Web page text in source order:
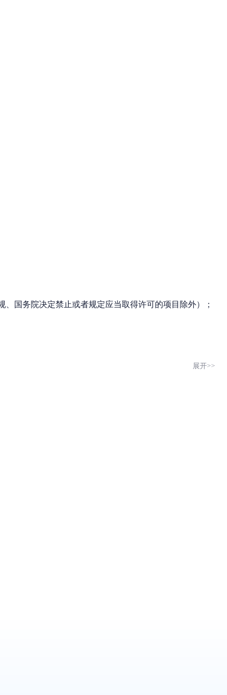
国务院决定禁止或者规定应当取得许可的项目除外）；
展开>>